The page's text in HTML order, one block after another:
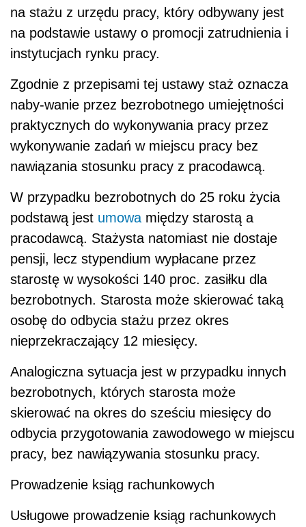
na stażu z urzędu pracy, który odbywany jest
na podstawie ustawy o promocji zatrudnienia i
instytucjach rynku pracy.
Zgodnie z przepisami tej ustawy staż oznacza
naby-wanie przez bezrobotnego umiejętności
praktycznych do wykonywania pracy przez
wykonywanie zadań w miejscu pracy bez
nawiązania stosunku pracy z pracodawcą.
W przypadku bezrobotnych do 25 roku życia
podstawą jest umowa między starostą a
pracodawcą. Stażysta natomiast nie dostaje
pensji, lecz stypendium wypłacane przez
starostę w wysokości 140 proc. zasiłku dla
bezrobotnych. Starosta może skierować taką
osobę do odbycia stażu przez okres
nieprzekraczający 12 miesięcy.
Analogiczna sytuacja jest w przypadku innych
bezrobotnych, których starosta może
skierować na okres do sześciu miesięcy do
odbycia przygotowania zawodowego w miejscu
pracy, bez nawiązywania stosunku pracy.
Prowadzenie ksiąg rachunkowych
Usługowe prowadzenie ksiąg rachunkowych